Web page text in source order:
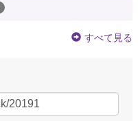
すべて見る